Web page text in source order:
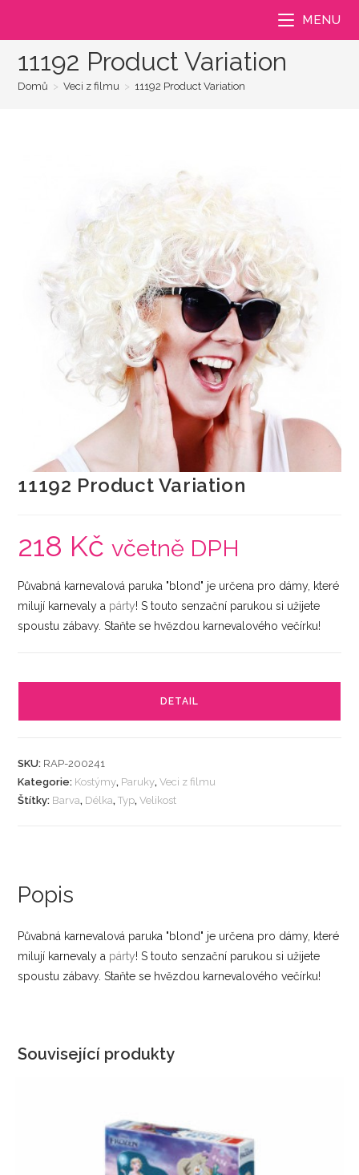
MENU
11192 Product Variation
Domů > Veci z filmu > 11192 Product Variation
11192 Product Variation
218 Kč včetně DPH
Půvabná karnevalová paruka "blond" je určena pro dámy, které
milují karnevaly a párty! S touto senzační parukou si užijete
spoustu zábavy. Staňte se hvězdou karnevalového večírku!
DETAIL
SKU: RAP-200241
Kategorie: Kostýmy, Paruky,Veci z filmu
Štítky: Barva, Délka,Typ,Velikost
Popis
Půvabná karnevalová paruka "blond" je určena pro dámy, které
milují karnevaly a párty! S touto senzační parukou si užijete
spoustu zábavy. Staňte se hvězdou karnevalového večírku!
Související produkty